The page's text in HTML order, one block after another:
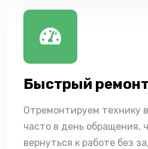
Быстрый ремонт
Отремонтируем технику
часто в день обращения,
вернуться к работе без